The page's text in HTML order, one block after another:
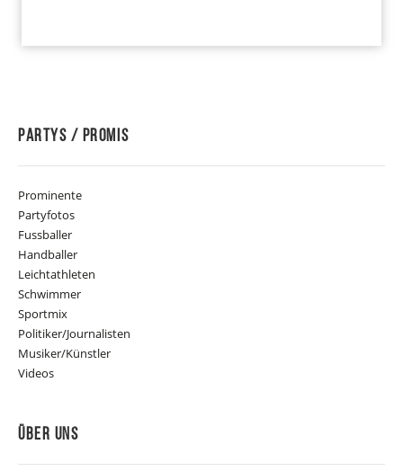
Partys / Promis
Prominente
Partyfotos
Fussballer
Handballer
Leichtathleten
Schwimmer
Sportmix
Politiker/Journalisten
Musiker/Künstler
Videos
Über Uns